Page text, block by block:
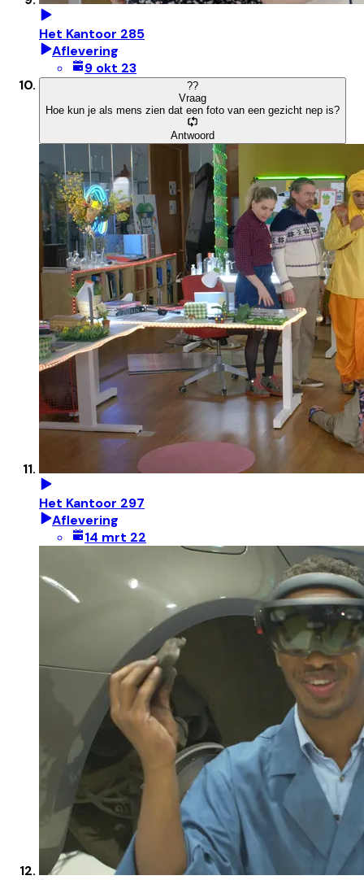
Het Kantoor 285
Aflevering
9 okt 23
??
Vraag
Hoe kun je als mens zien dat een foto van een gezicht nep is?
Antwoord
Het Kantoor 297
Aflevering
14 mrt 22